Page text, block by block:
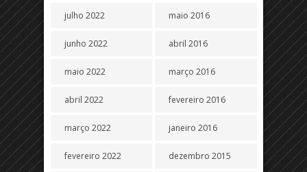
julho 2022
junho 2022
maio 2022
abril 2022
março 2022
fevereiro 2022
maio 2016
abril 2016
março 2016
fevereiro 2016
janeiro 2016
dezembro 2015